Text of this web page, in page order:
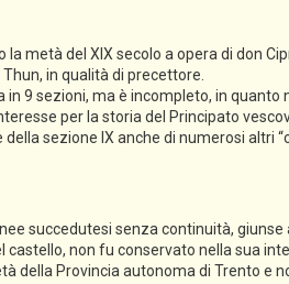
la metà del XIX secolo a opera di don
in qualità di precettore.
in 9 sezioni, ma è incompleto, in
per la storia del Principato
sezione IX anche di numerosi altri
succedutesi senza continuità,
non fu conservato nella sua
della Provincia autonoma di Trento e